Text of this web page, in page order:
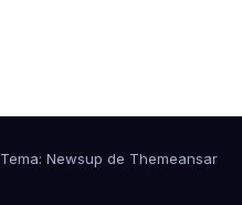
Tema: Newsup de Themeansar